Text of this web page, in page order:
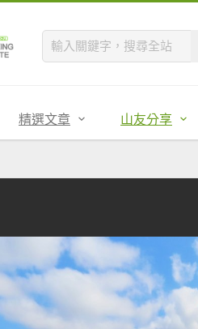
精選文章 山友分享